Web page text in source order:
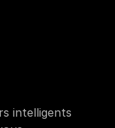
intelligents